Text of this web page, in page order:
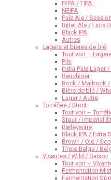
DIPA / TIPA…
NEIPA
Pale Ale /
Bitter Ale / Extra
Black IPA
Autres
Lagers et bières de blé
Tout voir –
Pils
India Pale Lager /
Rauchbier
Bock / Maibock
Bière de blé /
Lager / Autre
Torréfiée / Stout
Tout voir –
Stout / Imperial
Barleywine
Black IPA / Extra
Brown / Old /
Triple Belge /
Vivantes / Wild / Saison
Tout voir –
Fermentation
Fermentation